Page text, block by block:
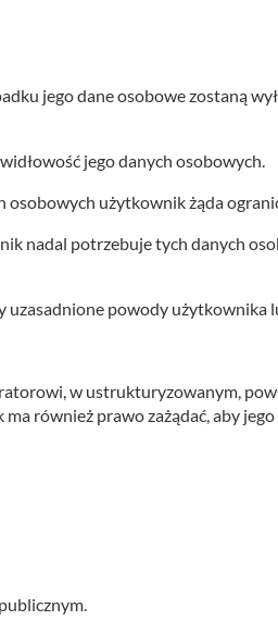
jego dane osobowe zostaną
jego danych osobowych.
użytkownik żąda
nadal potrzebuje tych danych
powody użytkownika
w ustrukturyzowanym,
również prawo zażądać, aby jego